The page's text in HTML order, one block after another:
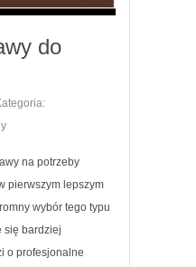
do
na potrzeby
pierwszym lepszym
wybór tego typu
się bardziej
o profesjonalne